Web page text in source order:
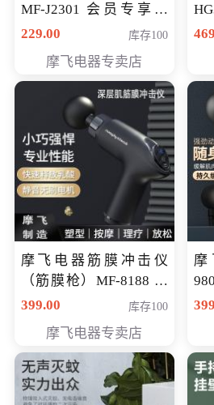
MF-J2301 会员专享价
168元
229.00 库存100
摩飞电器专卖店
摩飞电器筋膜冲击仪
（筋膜枪）MF-8188 会
员专享价268元
399.00 库存100
摩飞电器专卖店
摩
元